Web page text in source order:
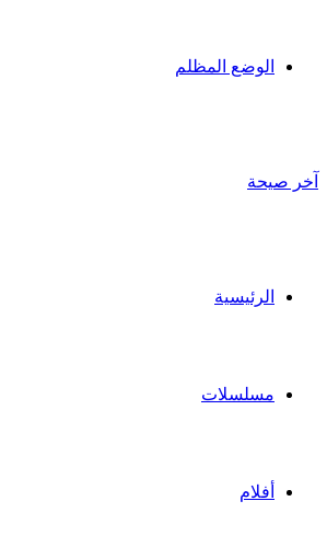
الوضع المظلم
آخر صيحة
الرئيسية
مسلسلات
أفلام